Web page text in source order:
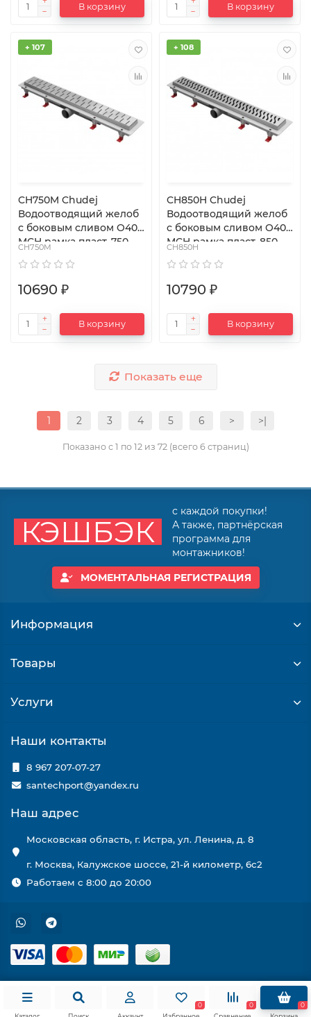
В корзину В корзину
+ 107
CH750M Chudej
Водоотводящий желоб
с боковым сливом O40
MCH рамка пласт. 750
CH750M
10690 ₽
В корзину
+ 108
CH850H Chudej
Водоотводящий желоб
с боковым сливом O40
MCH рамка пласт. 850
CH850H
10790 ₽
В корзину
Показать еще
1 2 3 4 5 6 > >|
Показано с 1 по 12 из 72 (всего 6 страниц)
КЭШБЭК
с каждой покупки!
А также, партнёрская
программа для
монтажников!
МОМЕНТАЛЬНАЯ РЕГИСТРАЦИЯ
Информация
Товары
Услуги
Наши контакты
8 967 207-07-27
santechport@yandex.ru
Наш адрес
Московская область, г. Истра, ул. Ленина, д. 8
г. Москва, Калужское шоссе, 21-й километр, 6с2
Работаем с 8:00 до 20:00
0
0
0